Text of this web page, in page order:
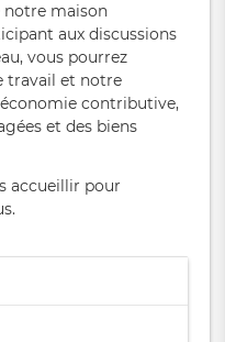
notre maison
aux discussions
vous pourrez
travail et notre
contributive,
et des biens
accueillir pour